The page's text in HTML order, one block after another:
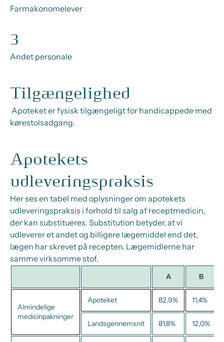
Farmakonomelever
3
Andet personale
Tilgængelighed
Apoteket er fysisk tilgængeligt for handicappede med
kørestolsadgang.
Apotekets
udleveringspraksis
Her ses en tabel med oplysninger om apotekets
udleveringspraksis i forhold til salg af receptmedicin,
der kan substitueres. Substitution betyder, at vi
udleverer et andet og billigere lægemiddel end det,
lægen har skrevet på recepten. Lægemidlerne har
samme virksomme stof.
A B
Almindelige
medicinpakninger
Apoteket 82,9% 11,4%
Landsgennemsnit 81,8% 12,0%